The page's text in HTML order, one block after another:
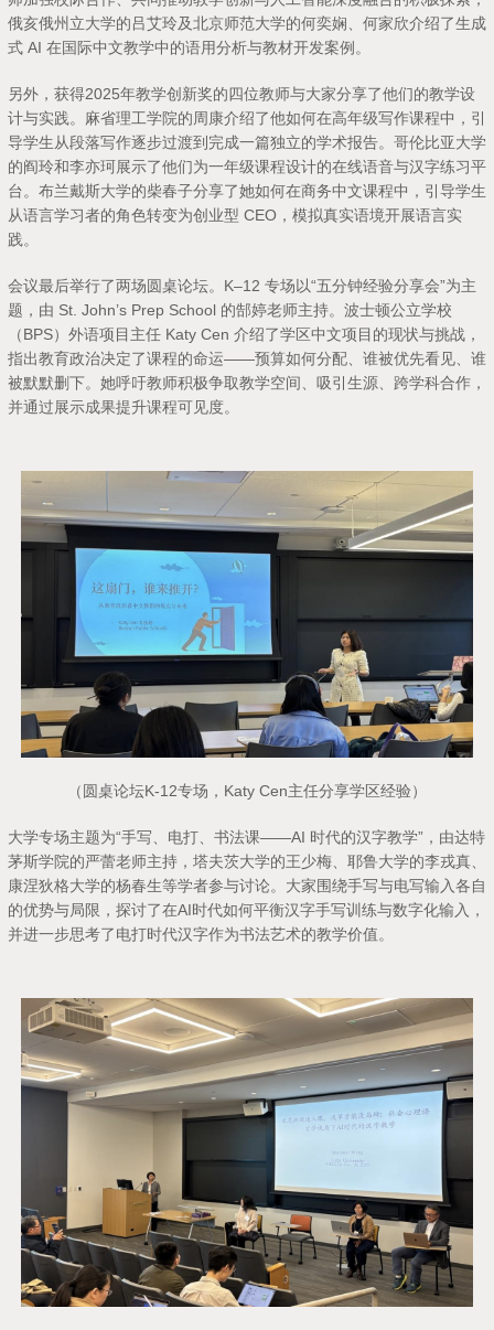
俄亥俄州立大学的吕艾玲及北京师范大学的何奕娴、何家欣介绍了生成
式 AI 在国际中文教学中的语用分析与教材开发案例。
另外，获得2025年教学创新奖的四位教师与大家分享了他们的教学设
计与实践。麻省理工学院的周康介绍了他如何在高年级写作课程中，引
导学生从段落写作逐步过渡到完成一篇独立的学术报告。哥伦比亚大学
的阎玲和李亦珂展示了他们为一年级课程设计的在线语音与汉字练习平
台。布兰戴斯大学的柴春子分享了她如何在商务中文课程中，引导学生
从语言学习者的角色转变为创业型 CEO，模拟真实语境开展语言实
践。
会议最后举行了两场圆桌论坛。K–12 专场以“五分钟经验分享会”为主
题，由 St. John’s Prep School 的郜婷老师主持。波士顿公立学校
（BPS）外语项目主任 Katy Cen 介绍了学区中文项目的现状与挑战，
指出教育政治决定了课程的命运——预算如何分配、谁被优先看见、谁
被默默删下。她呼吁教师积极争取教学空间、吸引生源、跨学科合作，
并通过展示成果提升课程可见度。
（圆桌论坛K-12专场，Katy Cen主任分享学区经验）
大学专场主题为“手写、电打、书法课——AI 时代的汉字教学”，由达特
茅斯学院的严蕾老师主持，塔夫茨大学的王少梅、耶鲁大学的李戎真、
康涅狄格大学的杨春生等学者参与讨论。大家围绕手写与电写输入各自
的优势与局限，探讨了在AI时代如何平衡汉字手写训练与数字化输入，
并进一步思考了电打时代汉字作为书法艺术的教学价值。